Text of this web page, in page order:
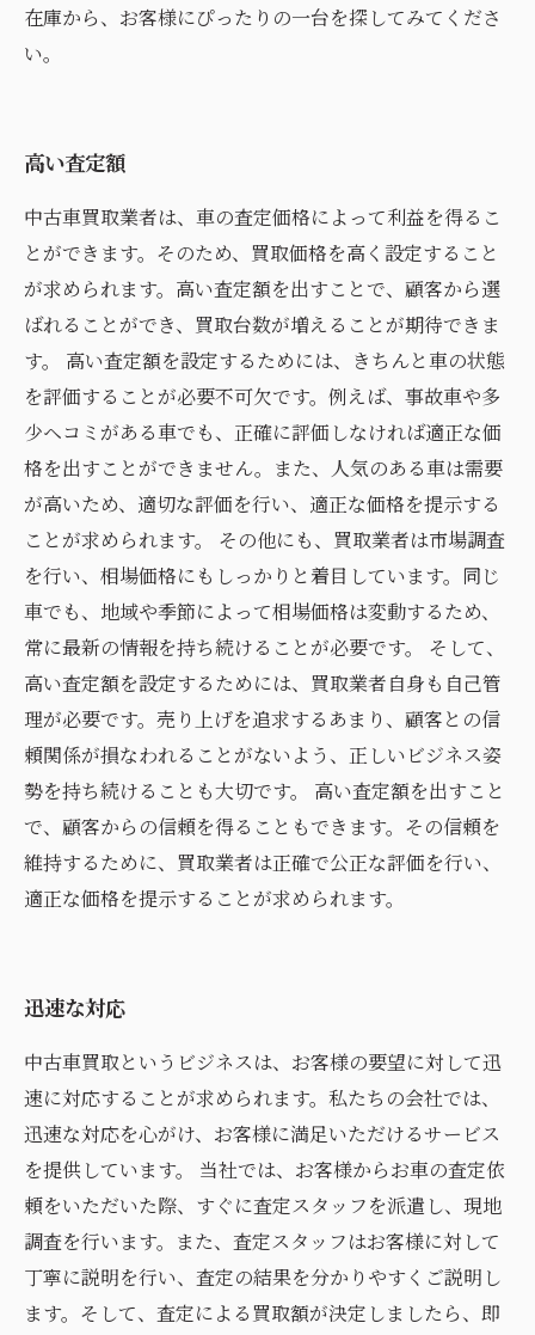
在庫から、お客様にぴったりの一台を探してみてくださ
い。
高い査定額
中古車買取業者は、車の査定価格によって利益を得るこ
とができます。そのため、買取価格を高く設定すること
が求められます。高い査定額を出すことで、顧客から選
ばれることができ、買取台数が増えることが期待できま
す。 高い査定額を設定するためには、きちんと車の状態
を評価することが必要不可欠です。例えば、事故車や多
少ヘコミがある車でも、正確に評価しなければ適正な価
格を出すことができません。また、人気のある車は需要
が高いため、適切な評価を行い、適正な価格を提示する
ことが求められます。 その他にも、買取業者は市場調査
を行い、相場価格にもしっかりと着目しています。同じ
車でも、地域や季節によって相場価格は変動するため、
常に最新の情報を持ち続けることが必要です。 そして、
高い査定額を設定するためには、買取業者自身も自己管
理が必要です。売り上げを追求するあまり、顧客との信
頼関係が損なわれることがないよう、正しいビジネス姿
勢を持ち続けることも大切です。 高い査定額を出すこと
で、顧客からの信頼を得ることもできます。その信頼を
維持するために、買取業者は正確で公正な評価を行い、
適正な価格を提示することが求められます。
迅速な対応
中古車買取というビジネスは、お客様の要望に対して迅
速に対応することが求められます。私たちの会社では、
迅速な対応を心がけ、お客様に満足いただけるサービス
を提供しています。 当社では、お客様からお車の査定依
頼をいただいた際、すぐに査定スタッフを派遣し、現地
調査を行います。また、査定スタッフはお客様に対して
丁寧に説明を行い、査定の結果を分かりやすくご説明し
ます。そして、査定による買取額が決定しましたら、即